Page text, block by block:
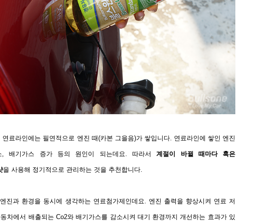
료라인에는 필연적으로 엔진 때(카본 그을음)가 쌓입니다. 연료 라인에 쌓인 엔진
,배기가스 증가 등의 원인이 되는데요 따라서계절이 바뀔 때마다 혹은
을 사용해 정기적으로 관리하는 것을 추천합니다
진과 환경을 동시에 생각하는 연료첨가제인데요. 엔진 출력을 향상시켜 연료 저
차에서 배출되는 Co2와 배기가스를 감소시켜 대기 환경까지 개선하는 효과가 있